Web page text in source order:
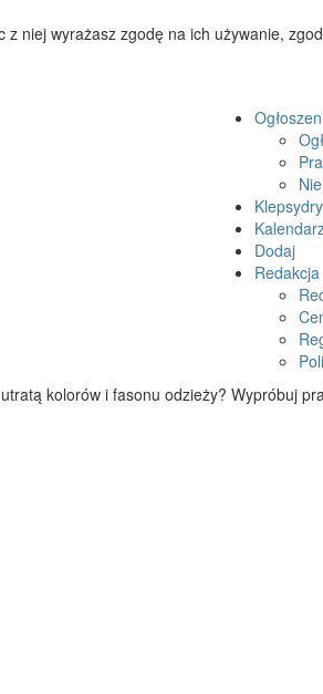
z niej wyrażasz zgodę na ich używanie,
Klepsydry
Dodaj
Redakcja
kolorów i fasonu odzieży? Wypróbuj